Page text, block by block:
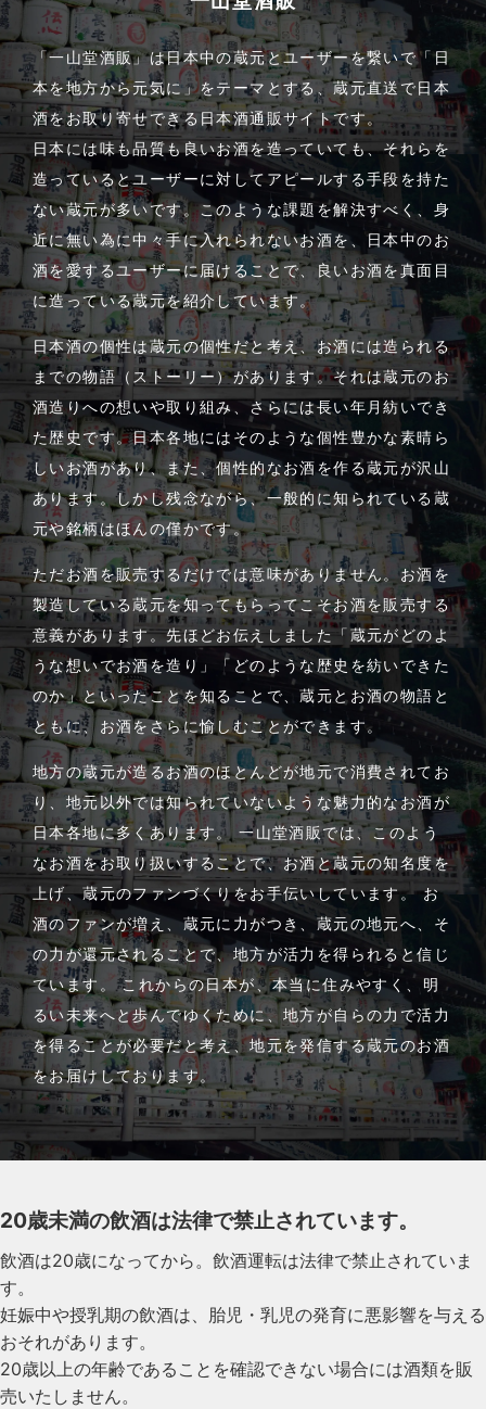
「一山堂酒販」は日本中の蔵元とユーザーを繋いで「日
本を地方から元気に」をテーマとする、蔵元直送で日本
酒をお取り寄せできる日本酒通販サイトです。
日本には味も品質も良いお酒を造っていても、それらを
造っているとユーザーに対してアピールする手段を持た
ない蔵元が多いです。このような課題を解決すべく、身
近に無い為に中々手に入れられないお酒を、日本中のお
酒を愛するユーザーに届けることで、良いお酒を真面目
に造っている蔵元を紹介しています。
日本酒の個性は蔵元の個性だと考え、お酒には造られる
までの物語（ストーリー）があります。それは蔵元のお
酒造りへの想いや取り組み、さらには長い年月紡いでき
た歴史です。日本各地にはそのような個性豊かな素晴ら
しいお酒があり、また、個性的なお酒を作る蔵元が沢山
あります。しかし残念ながら、一般的に知られている蔵
元や銘柄はほんの僅かです。
ただお酒を販売するだけでは意味がありません。お酒を
製造している蔵元を知ってもらってこそお酒を販売する
意義があります。先ほどお伝えしました「蔵元がどのよ
うな想いでお酒を造り」「どのような歴史を紡いできた
のか」といったことを知ることで、蔵元とお酒の物語と
ともに、お酒をさらに愉しむことができます。
地方の蔵元が造るお酒のほとんどが地元で消費されてお
り、地元以外では知られていないような魅力的なお酒が
日本各地に多くあります。 一山堂酒販では、このよう
なお酒をお取り扱いすることで、お酒と蔵元の知名度を
上げ、蔵元のファンづくりをお手伝いしています。 お
酒のファンが増え、蔵元に力がつき、蔵元の地元へ、そ
の力が還元されることで、地方が活力を得られると信じ
ています。 これからの日本が、本当に住みやすく、明
るい未来へと歩んでゆくために、地方が自らの力で活力
を得ることが必要だと考え、地元を発信する蔵元のお酒
をお届けしております。
20歳未満の飲酒は法律で禁止されています。
飲酒は20歳になってから。飲酒運転は法律で禁止されていま
す。
妊娠中や授乳期の飲酒は、胎児・乳児の発育に悪影響を与える
おそれがあります。
20歳以上の年齢であることを確認できない場合には酒類を販
売いたしません。